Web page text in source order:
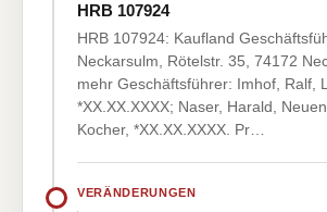
HRB 107924
HRB 107924: Kaufland
Neckarsulm, Rötelstr. 35, 74172
mehr Geschäftsführer: Imhof, Ralf,
*XX.XX.XXXX; Naser, Harald,
Kocher, *XX.XX.XXXX. Pr…
VERÄNDERUNGEN